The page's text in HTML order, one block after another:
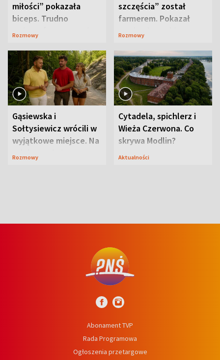
miłości” pokazała
biceps. Trudno
uwierzyć, co przeszła
Rozmowy
szczęścia” został
farmerem. Pokazał
swoje niezwykłe
Rozmowy
Gąsiewska i
Sołtysiewicz wrócili w
wyjątkowe miejsce. Na
szlaku czekał
Rozmowy
Cytadela, spichlerz i
Wieża Czerwona. Co
skrywa Modlin?
Aktualności
Abonament TVP
Rada Programowa
Ogłoszenia przetargowe